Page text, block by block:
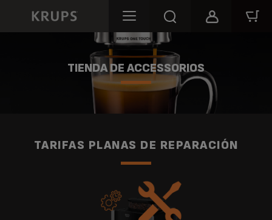
TIENDA DE ACCESSORIOS
TARIFAS PLANAS DE REPARACIÓN